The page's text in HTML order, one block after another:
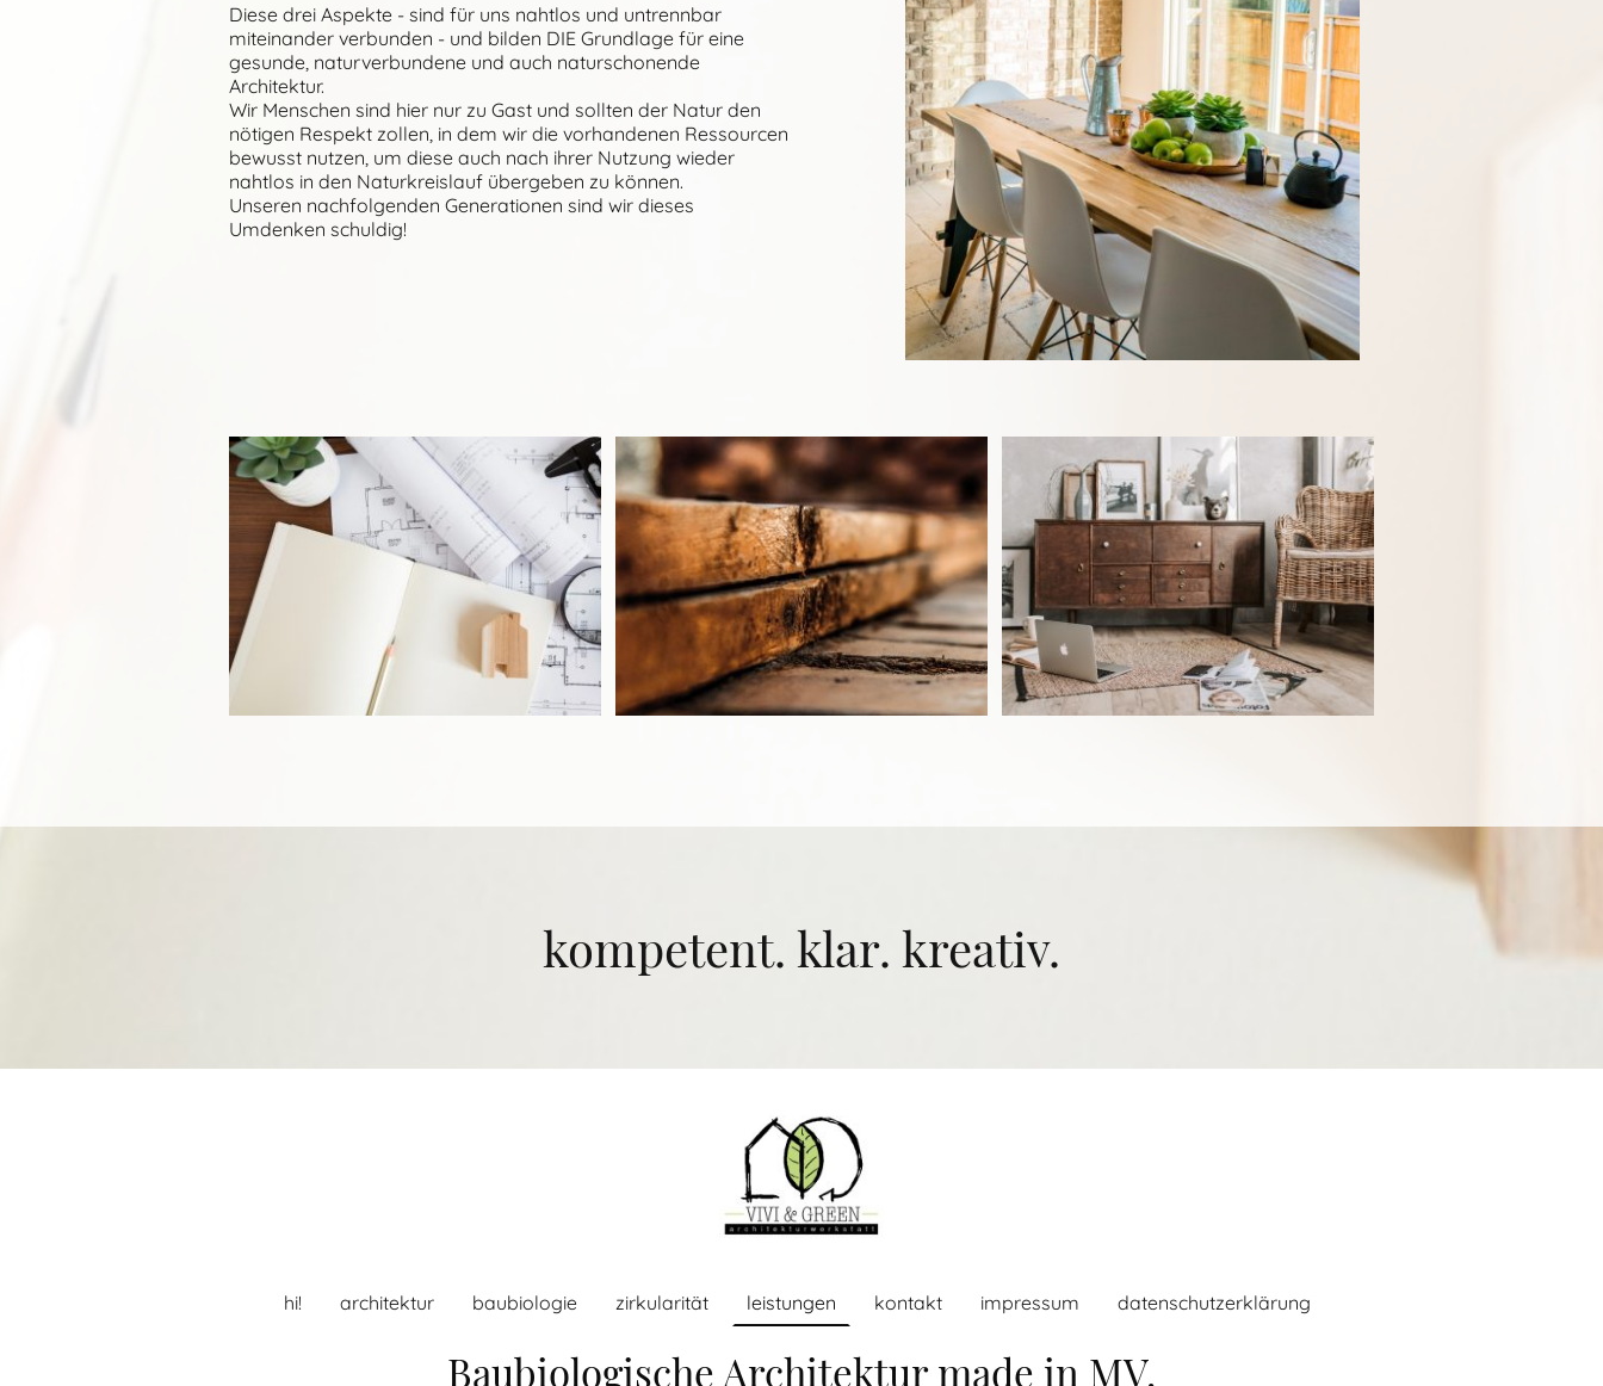
Diese drei Aspekte - sind für uns nahtlos und untrennbar
miteinander verbunden - und bilden DIE Grundlage für eine
gesunde, naturverbundene und auch naturschonende
Architektur.
Wir Menschen sind hier nur zu Gast und sollten der Natur den
nötigen Respekt zollen, in dem wir die vorhandenen Ressourcen
bewusst nutzen, um diese auch nach ihrer Nutzung wieder
nahtlos in den Naturkreislauf übergeben zu können.
Unseren nachfolgenden Generationen sind wir dieses
Umdenken schuldig!
kompetent. klar. kreativ.
hi! architektur baubiologie zirkularität leistungen kontakt impressum datenschutzerklärung
Baubiologische Architektur made in MV.